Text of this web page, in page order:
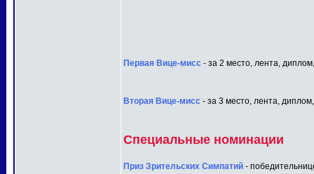
Первая Вице-мисс - за 2 место, лента,
Вторая Вице-мисс - за 3 место, лента,
Специальные номинации
Приз Зрительских Симпатий -